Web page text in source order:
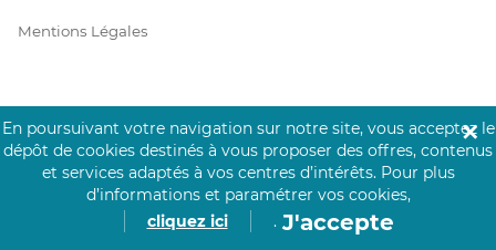
Mentions Légales
Prérequis Click&Care
Protection des Données
En poursuivant votre navigation sur notre site, vous acceptez le
dépôt de cookies destinés à vous proposer des offres, contenus
et services adaptés à vos centres d’intérêts. Pour plus
d’informations et paramétrer vos cookies,
cliquez ici
. J'accepte
✕